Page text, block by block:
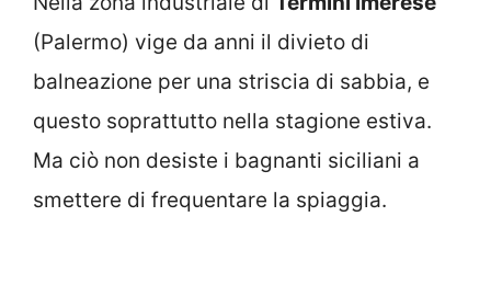
(Palermo) vige da anni il divieto di
balneazione per una striscia di sabbia, e
questo soprattutto nella stagione estiva.
Ma ciò non desiste i bagnanti siciliani a
smettere di frequentare la spiaggia.